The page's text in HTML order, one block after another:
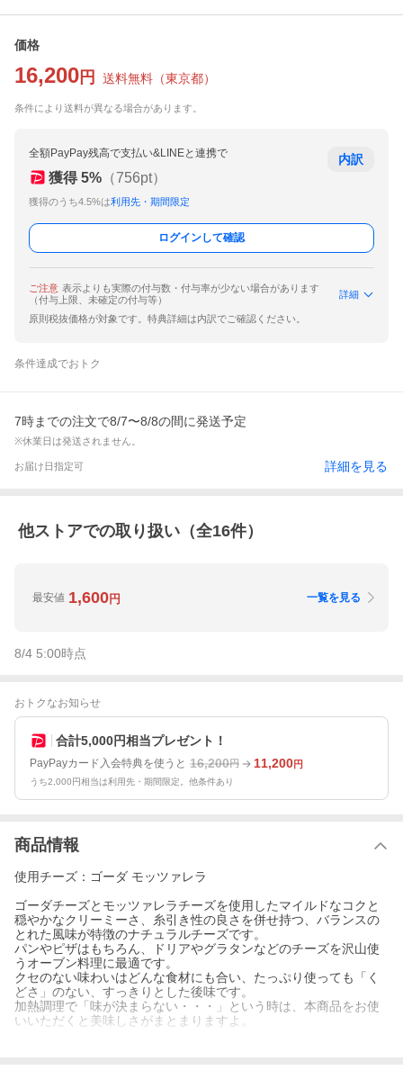
価格
16,200 円 送料無料 （東京都）
条件により送料が異なる場合があります。
全額PayPay残高で支払い&LINEと連携で
獲得 5% （756pt）
獲得のうち4.5%は利用先・期間限定
内訳
ログインして確認
ご注意 表示よりも実際の付与数・付与率が少ない場合があります
（付与上限、未確定の付与等）
詳細
原則税抜価格が対象です。特典詳細は内訳でご確認ください。
条件達成でおトク
7時までの注文で8/7〜8/8の間に発送予定
※休業日は発送されません。
お届け日指定可 詳細を見る
他ストアでの取り扱い（全16件）
最安値 1,600円 一覧を見る
8/4 5:00時点
おトクなお知らせ
合計5,000円相当プレゼント！
PayPayカード入会特典を使うと 16,200円 11,200円
うち2,000円相当は利用先・期間限定。他条件あり
商品情報
使用チーズ：ゴーダ モッツァレラ
ゴーダチーズとモッツァレラチーズを使用したマイルドなコクと
穏やかなクリーミーさ、糸引き性の良さを併せ持つ、バランスの
とれた風味が特徴のナチュラルチーズです。
パンやピザはもちろん、ドリアやグラタンなどのチーズを沢山使
うオーブン料理に最適です。
クセのない味わいはどんな食材にも合い、たっぷり使っても「く
どさ」のない、すっきりとした後味です。
加熱調理で「味が決まらない・・・」という時は、本商品をお使
いいただくと美味しさがまとまりますよ。